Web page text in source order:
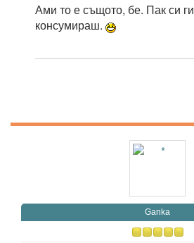
Ами то е същото, бе. Пак си ги
консумираш.
Ganka